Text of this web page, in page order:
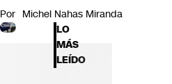
Por Michel Nahas Miranda
LO
MÁS
LEÍDO